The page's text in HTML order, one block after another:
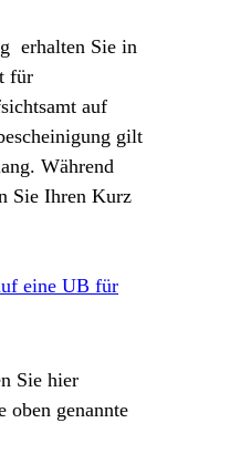
erhalten Sie in
für
auf
gilt
Während
Sie Ihren Kurz
eine UB für
Sie hier
oben genannte